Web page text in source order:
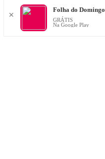
✕
Folha do Domingo
GRÁTIS
Na Google Play